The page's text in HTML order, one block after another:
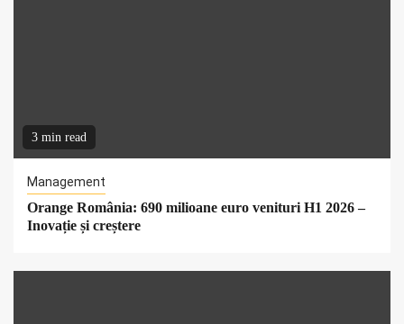
3 min read
Management
Orange România: 690 milioane euro venituri H1 2026 –
Inovație și creștere